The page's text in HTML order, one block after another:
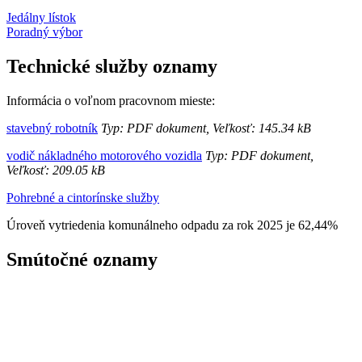
Jedálny lístok
Poradný výbor
Technické služby oznamy
Informácia o voľnom pracovnom mieste:
stavebný robotník Typ: PDF dokument, Veľkosť: 145.34 kB
vodič nákladného motorového vozidla Typ: PDF dokument,
Veľkosť: 209.05 kB
Pohrebné a cintorínske služby
Úroveň vytriedenia komunálneho odpadu za rok 2025 je 62,44%
Smútočné oznamy